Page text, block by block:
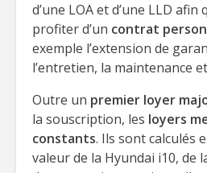
d’une LOA et d’une LLD afin
profiter d’un contrat
exemple l’extension de
l’entretien, la maintenance
Outre un premier loyer
la souscription, les loyers
constants. Ils sont calculés
valeur de la Hyundai i10, de